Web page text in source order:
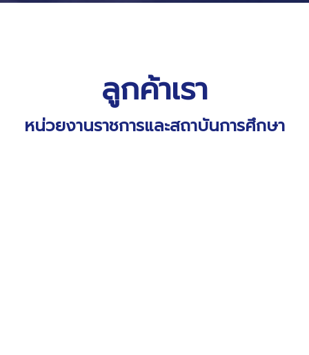
ลูกค้าเรา
หน่วยงานราชการและสถาบันการศึกษา